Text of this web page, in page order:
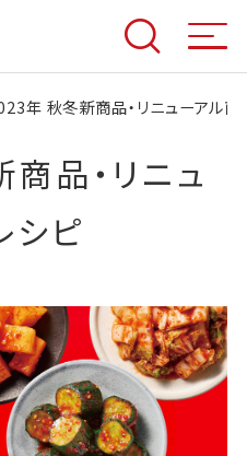
年 秋冬新商品・リニューアル商
品・リニュ
シピ